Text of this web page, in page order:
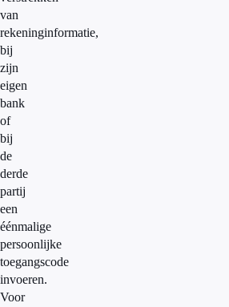
van
rekeninginformatie,
bij
zijn
eigen
bank
of
bij
de
derde
partij
een
éénmalige
persoonlijke
toegangscode
invoeren.
Voor